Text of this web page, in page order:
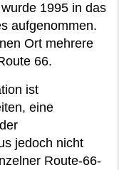
1995 in das
aufgenommen.
Ort mehrere
66.
ist
eine
jedoch nicht
Route-66-